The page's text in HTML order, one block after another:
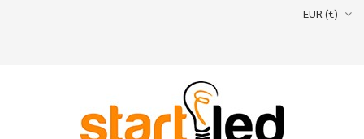
EUR (€)